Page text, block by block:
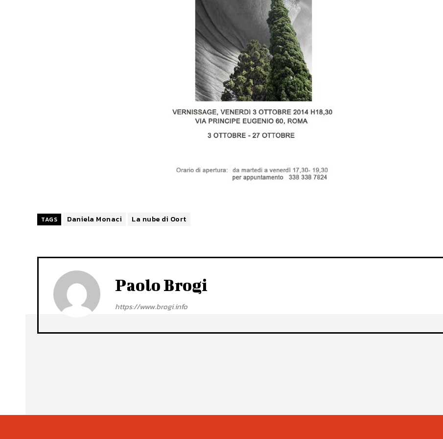
TAGS Daniela Monaci La nube di Oort
Paolo Brogi
https://www.brogi.info